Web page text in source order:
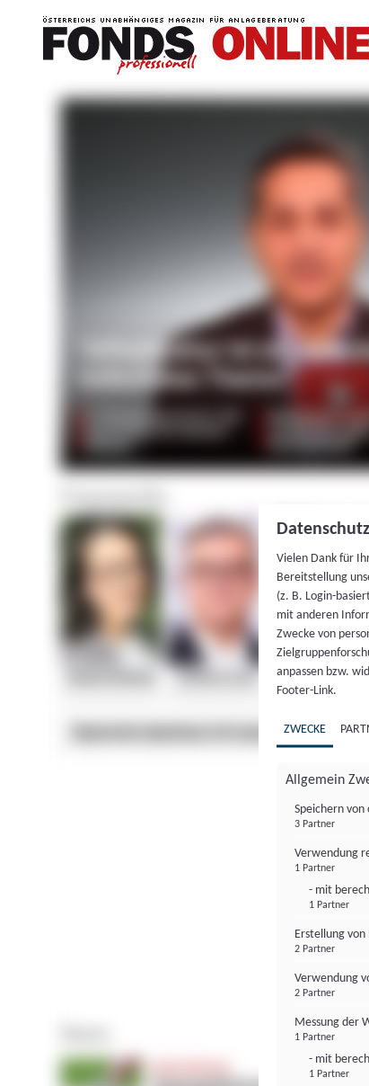
Vielen Dank für
Bereitstellung
(z. B. Login-
mit anderen
Zwecke von
anpassen bzw.
Footer-Link.
ZWECKE
Allgemein
Speichern
3 Partner
Verwendung
1 Partner
- mit
1 Partner
Erstellung
2 Partner
Verwendung
2 Partner
Messung der
1 Partner
- mit
1 Partner